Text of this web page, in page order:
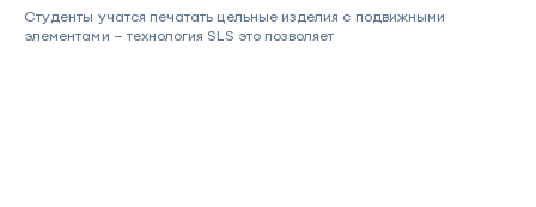
Студенты учатся печатать цельные изделия с подвижными
элементами — технология SLS это позволяет